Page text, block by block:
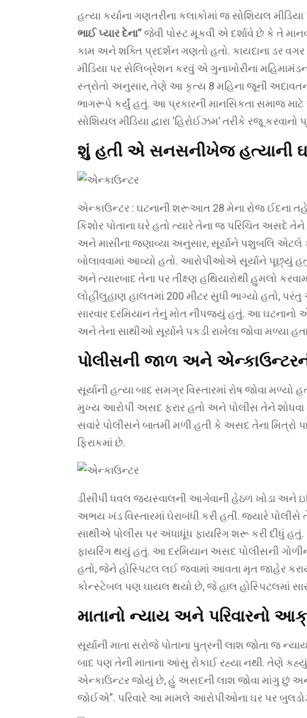
હત્યા કર્યાના ગણતરીના કલાકોમાં જ સોશિયલ મીડિયા
ભાઈ પ્યાર દેના”જેવી પોસ્ટ મૂકવી એ દર્શાવે છે કે તે
કામ અને શક્તિ પ્રદર્શન ગણતો હતો. કાયદાના ડર
મીડિયા પર સેલિબ્રેશન કરવું એ ગુનાખોરીના મહિમામંડન
સ્ત્રોતો અનુસાર, તેણે આ કૃત્ય 8 મહિના જૂની
ભાગરૂપે કર્યું હતું. આ પ્રકારની માનસિકતા સમાજ
સોશિયલ મીડિયા દ્વારા ‘હિરોઈઝમ’ તરીકે રજૂ
શું હતી એ સનસનીખેજ હત્યાની
એન્કાઉન્ટર : ઘટનાની શરૂઆત 28 મેના રોજ ઈદના
કિશોર પોતાના ઘરે હતો ત્યારે તેના જ પરિચિત અસદે તેને
અને માસીના જણાવ્યા અનુસાર, સૂર્યાને પશુબલિ એટલે
બોલાવવામાં આવ્યો હતો. આરોપીઓએ સૂર્યાને પૂછ્યું
અને ત્યારબાદ તેના પર તીક્ષ્ણ હથિયારોથી હુમલો
લોહીલુહાણ હાલતમાં 200 મીટર સુધી ભાગ્યો હતો,
સારવાર દરમિયાન તેનું મોત નીપજ્યું હતું. આ
અને તેના સાથીઓ સૂર્યાને પકડી રાખેલા જોવા મળ્યા
પોલીસની જાળ અને
સૂર્યાની હત્યા બાદ સમગ્ર વિસ્તારમાં રોષ જોવા
મુખ્ય આરોપી અસદ ફરાર હતો અને પોલીસ તેને શોધવા
સવારે પોલીસને બાતમી મળી હતી કે અસદ તેના મિત્રો
ફિરાકમાં છે.
ડીસીપી ધવલ જયસ્વાલની આગેવાની હેઠળ ખોડા અને
અભય ખંડ વિસ્તારમાં ઘેરાબંધી કરી હતી. જ્યારે
સાથીએ પોલીસ પર અંધાધૂંધ ફાયરિંગ શરૂ કરી દીધું
ફાયરિંગ થયું હતું. આ દરમિયાન અસદ પોલીસની
હતો, જેને હોસ્પિટલ લઈ જવામાં આવતા મૃત જાહેર
કોન્સ્ટેબલ પણ ઘાયલ થયો છે, જે હાલ હોસ્પિટલમાં
માતાનો ન્યાય અને પરિવારનો
સૂર્યાની માતા સરોજે પોતાના પુત્રની લાશ જોતા જ
બાદ પણ તેની માતાના આંસુ રોકાઈ રહ્યા નથી. તેણે
એન્કાઉન્ટર જોયું છે, હું અસદની લાશ જોવા માંગુ છું
જોઈએ”. પરિવારે આ મામલે આરોપીઓના ઘર પર